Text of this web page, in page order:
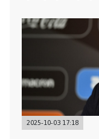
2025-10-03 17:18